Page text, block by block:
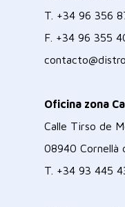
T. +34 96 356
F. +34 96 355
Oficina zona
Calle Tirso de
08940 Cornellà
T. +34 93 445